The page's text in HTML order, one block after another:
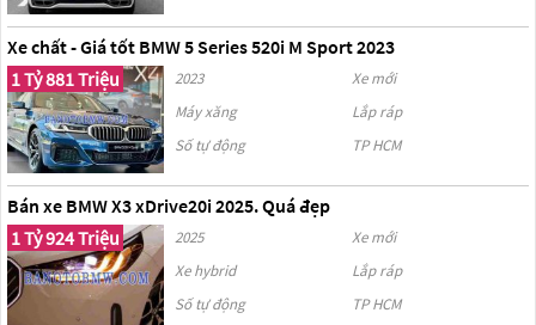
Xe chất - Giá tốt BMW 5 Series 520i M Sport 2023
1 Tỷ 881 Triệu
2023
Xe mới
Máy xăng
Lắp ráp
Số tự động
TP HCM
Bán xe BMW X3 xDrive20i 2025. Quá đẹp
1 Tỷ 924 Triệu
2025
Xe mới
Xe hybrid
Lắp ráp
Số tự động
TP HCM